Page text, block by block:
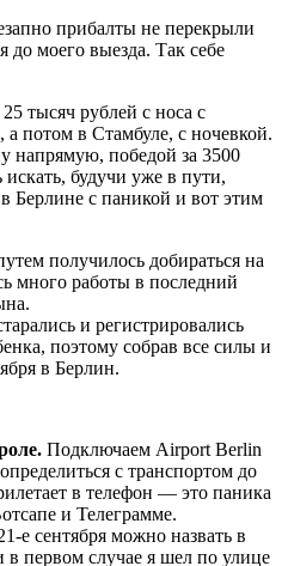
прибалты не перекрыли
до моего выезда. Так себе
тысяч рублей с носа с
а потом в Стамбуле, с ночевкой.
напрямую, победой за 3500
будучи уже в пути,
Берлине с паникой и вот этим
получилось добираться на
много работы в последний
и регистрировались
поэтому собрав все силы и
в Берлин.
Подключаем Airport Berlin
с транспортом до
в телефон — это паника
и Телеграмме.
е сентября можно назвать в
первом случае я шел по улице